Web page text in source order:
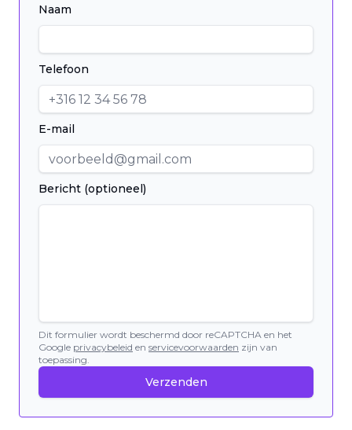
Naam
Telefoon
E-mail
Bericht (optioneel)
Dit formulier wordt beschermd door reCAPTCHA en het
Google privacybeleid en servicevoorwaarden zijn van
toepassing.
Verzenden